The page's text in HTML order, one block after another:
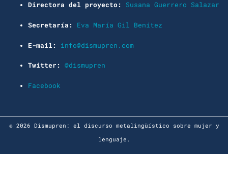
Directora del proyecto: Susana Guerrero Salazar
Secretaría: Eva María Gil Benítez
E-mail: info@dismupren.com
Twitter: @dismupren
Facebook
© 2026 Dismupren: el discurso metalingüístico sobre mujer y
lenguaje.